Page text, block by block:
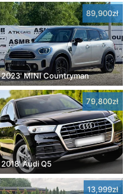
89,900zł
2023' MINI Countryman
79,800zł
2018' Audi Q5
13,999zł